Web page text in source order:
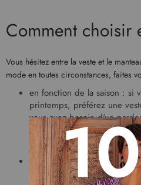
Comment choisir
Vous hésitez entre la veste et le
mode en toutes circonstances, faites
en fonction de la saison : si
printemps, préférez une
vous avez besoin d'un
choisissez parmi les
les parkas ;
en fonction de la tenue :
au restaurant et vous